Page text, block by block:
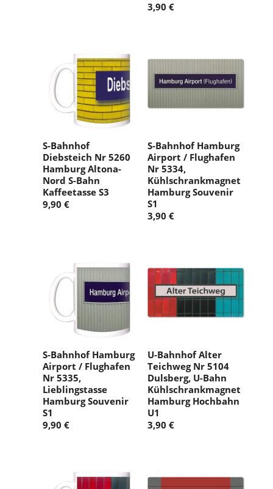
3,90 €
S-Bahnhof
Diebsteich Nr 5260
Hamburg Altona-
Nord S-Bahn
Kaffeetasse S3
9,90 €
S-Bahnhof Hamburg
Airport / Flughafen
Nr 5334,
Kühlschrankmagnet
Hamburg Souvenir
S1
3,90 €
S-Bahnhof Hamburg
Airport / Flughafen
Nr 5335,
Lieblingstasse
Hamburg Souvenir
S1
9,90 €
U-Bahnhof Alter
Teichweg Nr 5104
Dulsberg, U-Bahn
Kühlschrankmagnet
Hamburg Hochbahn
U1
3,90 €